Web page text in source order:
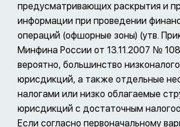
предусматривающих раскрытия и
информации при проведении
операций (офшорные зоны) (утв.
Минфина России от 13.11.2007 №
вероятно, большинство
юрисдикций, а также отдельные
налогами или низко облагаемые
юрисдикций с достаточным
Если согласно первоначальному